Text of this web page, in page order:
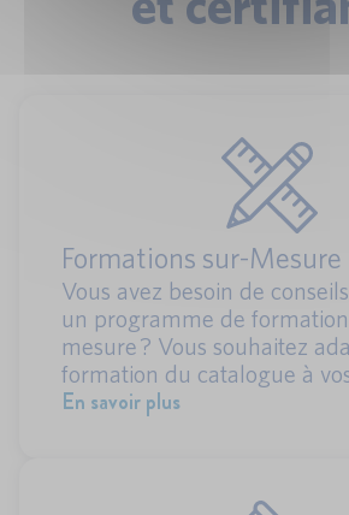
Formations sur-Mesure
Vous avez besoin de
un programme de
mesure ? Vous souhaitez
formation du catalogue à
En savoir plus